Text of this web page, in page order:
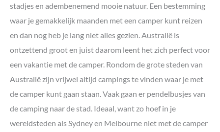
stadjes en adembenemend mooie natuur. Een bestemming
waar je gemakkelijk maanden met een camper kunt reizen
en dan nog heb je lang niet alles gezien. Australië is
ontzettend groot en juist daarom leent het zich perfect voor
een vakantie met de camper. Rondom de grote steden van
Australië zijn vrijwel altijd campings te vinden waar je met
de camper kunt gaan staan. Vaak gaan er pendelbusjes van
de camping naar de stad. Ideaal, want zo hoef in je
wereldsteden als Sydney en Melbourne niet met de camper